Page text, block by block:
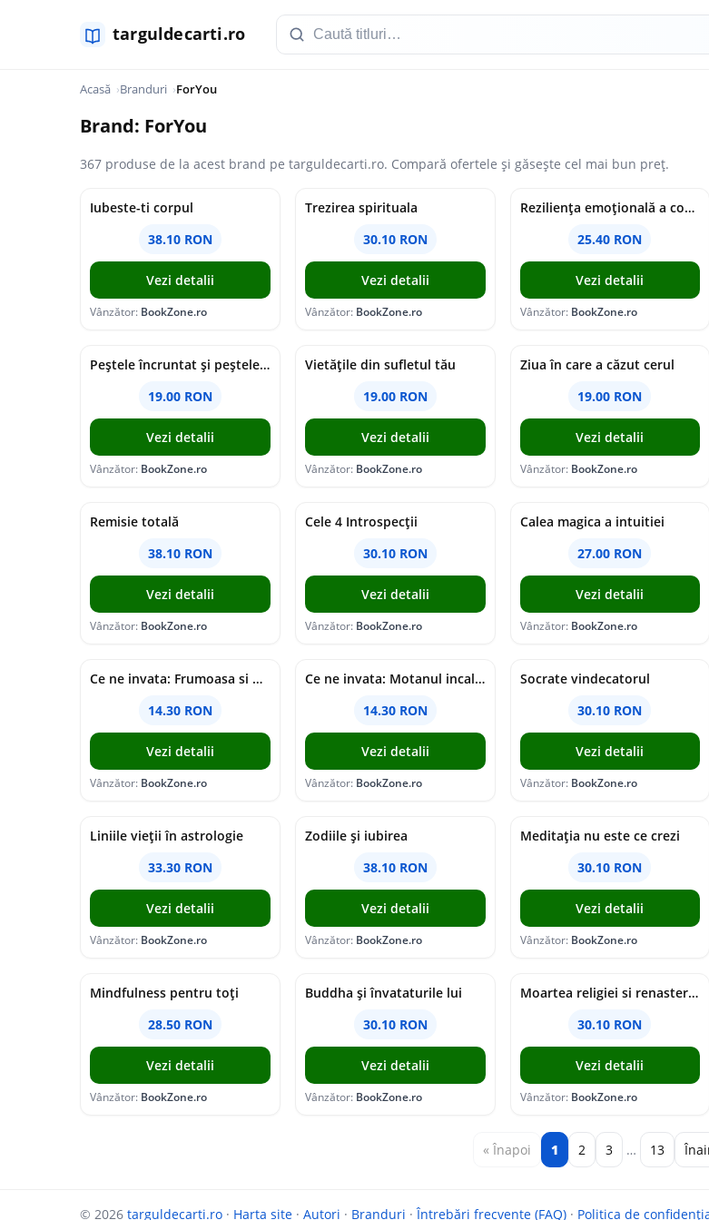
Acasă Branduri ForYou
Brand: ForYou
367 produse de la acest brand pe targuldecarti.ro. Compară ofertele și găsește cel mai bun preț.
Iubeste-ti corpul
38.10 RON
Vezi detalii
Vânzător: BookZone.ro
Trezirea spirituala
30.10 RON
Vezi detalii
Vânzător: BookZone.ro
Reziliența emoțională a copiilor
25.40 RON
Vezi detalii
Vânzător: BookZone.ro
Peștele încruntat și peștele zâmbitor
19.00 RON
Vezi detalii
Vânzător: BookZone.ro
Vietățile din sufletul tău
19.00 RON
Vezi detalii
Vânzător: BookZone.ro
Ziua în care a căzut cerul
19.00 RON
Vezi detalii
Vânzător: BookZone.ro
Remisie totală
38.10 RON
Vezi detalii
Vânzător: BookZone.ro
Cele 4 Introspecții
30.10 RON
Vezi detalii
Vânzător: BookZone.ro
Calea magica a intuitiei
27.00 RON
Vezi detalii
Vânzător: BookZone.ro
Ce ne invata: Frumoasa si Bestia
14.30 RON
Vezi detalii
Vânzător: BookZone.ro
Ce ne invata: Motanul incaltat
14.30 RON
Vezi detalii
Vânzător: BookZone.ro
Socrate vindecatorul
30.10 RON
Vezi detalii
Vânzător: BookZone.ro
Liniile vieții în astrologie
33.30 RON
Vezi detalii
Vânzător: BookZone.ro
Zodiile și iubirea
38.10 RON
Vezi detalii
Vânzător: BookZone.ro
Meditația nu este ce crezi
30.10 RON
Vezi detalii
Vânzător: BookZone.ro
Mindfulness pentru toţi
28.50 RON
Vezi detalii
Vânzător: BookZone.ro
Buddha şi învataturile lui
30.10 RON
Vezi detalii
Vânzător: BookZone.ro
Moartea religiei si renasterea spiritului
30.10 RON
Vezi detalii
Vânzător: BookZone.ro
« Înapoi 1 2 3 … 13
© 2026 targuldecarti.ro · Harta site · Autori · Branduri ·Întrebări frecvente (FAQ) · Politica de